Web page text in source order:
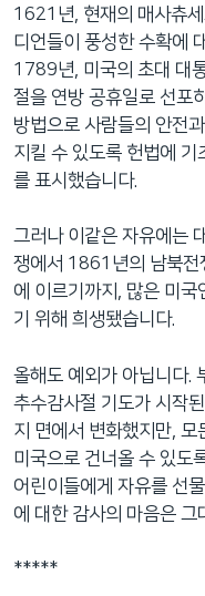
1621년, 현재의 매사츄
디언들이 풍성한 수확에
1789년, 미국의 초대 대
절을 연방 공휴일로 선포
방법으로 사람들의 안전
지킬 수 있도록 헌법에
를 표시했습니다.
그러나 이같은 자유에는
쟁에서 1861년의 남북전
에 이르기까지, 많은 미국
기 위해 희생됐습니다.
올해도 예외가 아닙니다.
추수감사절 기도가 시작
지 면에서 변화했지만, 모
미국으로 건너올 수 있도
어린이들에게 자유를 선
에 대한 감사의 마음은 그
*****